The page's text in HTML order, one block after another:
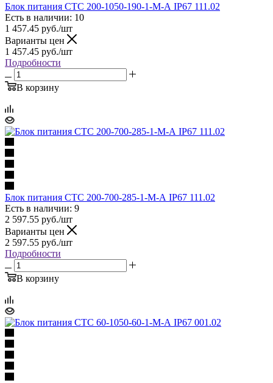
Блок питания СТС 200-1050-190-1-М-А IP67 111.02
Есть в наличии: 10
1 457.45 руб./шт
Варианты цен
1 457.45 руб./шт
Подробности
В корзину
Блок питания СТС 200-700-285-1-М-А IP67 111.02
Есть в наличии: 9
2 597.55 руб./шт
Варианты цен
2 597.55 руб./шт
Подробности
В корзину